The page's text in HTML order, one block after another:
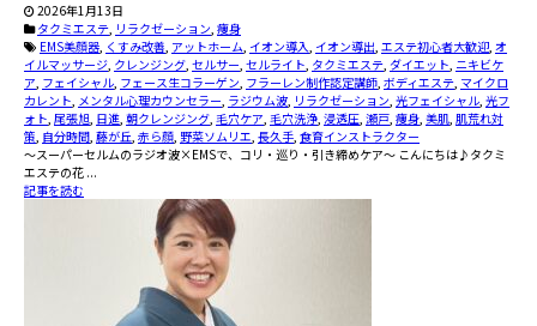
2026年1月13日
タクミエステ, リラクゼーション, 痩身
EMS美顔器, くすみ改善, アットホーム, イオン導入, イオン導出, エステ初心者大歓迎, オ
イルマッサージ, クレンジング, セルサー, セルライト, タクミエステ, ダイエット, ニキビケ
ア, フェイシャル, フェース生コラーゲン, フラーレン制作認定講師, ボディエステ, マイクロ
カレント, メンタル心理カウンセラー, ラジウム波, リラクゼーション, 光フェイシャル, 光フ
ォト, 尾張旭, 日進, 朝クレンジング, 毛穴ケア, 毛穴洗浄, 浸透圧, 瀬戸, 痩身, 美肌, 肌荒れ対
策, 自分時間, 藤が丘, 赤ら顔, 野菜ソムリエ, 長久手, 食育インストラクター
〜スーパーセルムのラジオ波×EMSで、コリ・巡り・引き締めケア〜 こんにちは♪タクミ
エステの花 ...
記事を読む